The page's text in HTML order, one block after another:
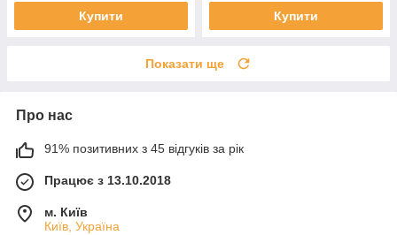
Купити Купити
Показати ще
Про нас
91% позитивних з 45 відгуків за рік
Працює з 13.10.2018
м. Київ
Київ, Україна